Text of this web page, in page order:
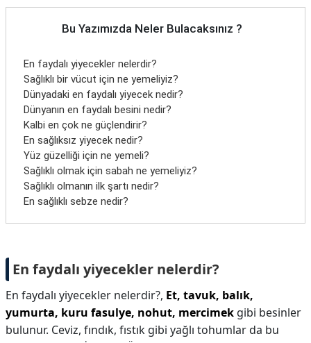
Bu Yazımızda Neler Bulacaksınız ?
En faydalı yiyecekler nelerdir?
Sağlıklı bir vücut için ne yemeliyiz?
Dünyadaki en faydalı yiyecek nedir?
Dünyanın en faydalı besini nedir?
Kalbi en çok ne güçlendirir?
En sağlıksız yiyecek nedir?
Yüz güzelliği için ne yemeli?
Sağlıklı olmak için sabah ne yemeliyiz?
Sağlıklı olmanın ilk şartı nedir?
En sağlıklı sebze nedir?
En faydalı yiyecekler nelerdir?
En faydalı yiyecekler nelerdir?, Et, tavuk, balık,
yumurta, kuru fasulye, nohut, mercimek gibi besinler
bulunur. Ceviz, fındık, fıstık gibi yağlı tohumlar da bu